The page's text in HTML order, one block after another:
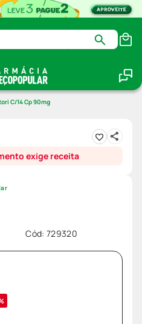
C/14 Cp 90mg
exige receita
Cód:729320